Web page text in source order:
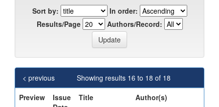
Sort by:
In order:
Results/Page
Authors/Record:
Showing results 16 to 18 of 18
< previous
Preview
Issue
Title Author(s)